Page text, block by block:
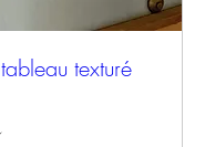
texturé